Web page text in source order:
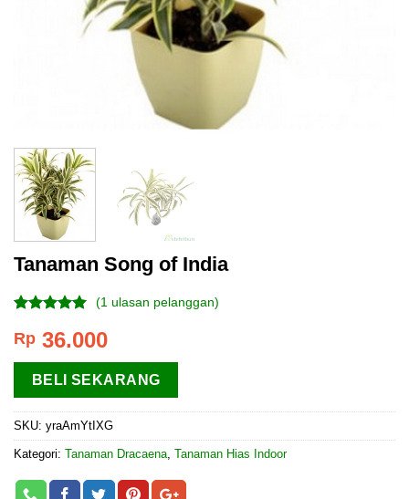
Tanaman Song of India
5.00 dari 5
pelanggan
(1 ulasan pelanggan)
Rp 36.000
BELI SEKARANG
SKU: yraAmYtIXG
Kategori: Tanaman Dracaena, Tanaman Hias Indoor